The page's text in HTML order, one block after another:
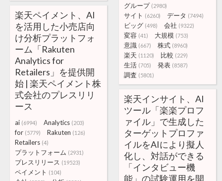
グループ (2980)
サイト (6260) データ (7494)
ビッグ (498) 会社 (9322)
変容 (41) 大規模 (753)
意識 (667) 株式 (8960)
楽天 (1120) 比較 (229)
生活 (705) 発表 (8587)
調査 (5801)
楽天ペイメント、AI
を活用した小売店向
け分析プラットフォ
ーム「Rakuten
Analytics for
Retailers」を提供開
始 | 楽天ペイメント株
式会社のプレスリリ
ース
ai (6994) Analytics (203)
for (5779) Rakuten (126)
Retailers (4)
プラットフォーム (2931)
プレスリリース (19523)
ペイメント (104)
楽天インサイト、AI
ツール「楽楽プロフ
ァイル」で生成した
ターゲットプロファ
イルをAIにより擬人
化し、対話ができる
「インタビュー機
能」の試験運用を開